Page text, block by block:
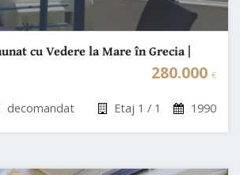
cu Vedere la Mare în Grecia |
280.000 €
decomandat Etaj 1 / 1 1990